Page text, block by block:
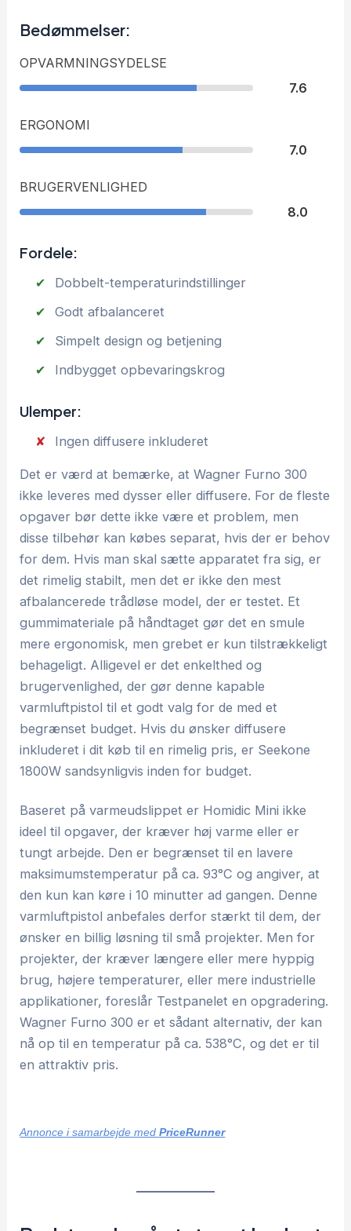
Bedømmelser:
OPVARMNINGSYDELSE
7.6
ERGONOMI
7.0
BRUGERVENLIGHED
8.0
Fordele:
Dobbelt-temperaturindstillinger
Godt afbalanceret
Simpelt design og betjening
Indbygget opbevaringskrog
Ulemper:
Ingen diffusere inkluderet
Det er værd at bemærke, at Wagner Furno 300
ikke leveres med dysser eller diffusere. For de fleste
opgaver bør dette ikke være et problem, men
disse tilbehør kan købes separat, hvis der er behov
for dem. Hvis man skal sætte apparatet fra sig, er
det rimelig stabilt, men det er ikke den mest
afbalancerede trådløse model, der er testet. Et
gummimateriale på håndtaget gør det en smule
mere ergonomisk, men grebet er kun tilstrækkeligt
behageligt. Alligevel er det enkelthed og
brugervenlighed, der gør denne kapable
varmluftpistol til et godt valg for de med et
begrænset budget. Hvis du ønsker diffusere
inkluderet i dit køb til en rimelig pris, er Seekone
1800W sandsynligvis inden for budget.
Baseret på varmeudslippet er Homidic Mini ikke
ideel til opgaver, der kræver høj varme eller er
tungt arbejde. Den er begrænset til en lavere
maksimumstemperatur på ca. 93°C og angiver, at
den kun kan køre i 10 minutter ad gangen. Denne
varmluftpistol anbefales derfor stærkt til dem, der
ønsker en billig løsning til små projekter. Men for
projekter, der kræver længere eller mere hyppig
brug, højere temperaturer, eller mere industrielle
applikationer, foreslår Testpanelet en opgradering.
Wagner Furno 300 er et sådant alternativ, der kan
nå op til en temperatur på ca. 538°C, og det er til
en attraktiv pris.
Annonce i samarbejde medPriceRunner